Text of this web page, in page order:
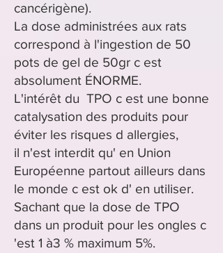
cancérigène).
La dose administrées aux rats
correspond à l'ingestion de 50
pots de gel de 50gr c est
absolument ÉNORME.
L'intérêt du TPO c est une bonne
catalysation des produits pour
éviter les risques d allergies,
il n'est interdit qu' en Union
Européenne partout ailleurs dans
le monde c est ok d' en utiliser.
Sachant que la dose de TPO
dans un produit pour les ongles c
'est 1 à3 % maximum 5%.